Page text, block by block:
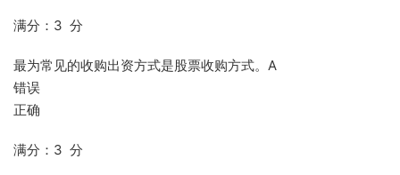
满分：3 分
最为常见的收购出资方式是股票收购方式。A
错误
正确
满分：3 分